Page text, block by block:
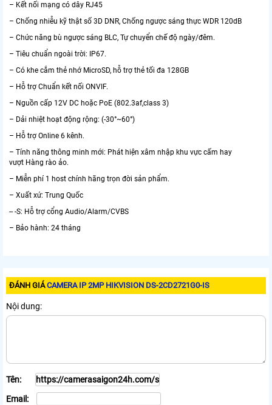
– Kết nối mạng có dây RJ45
– Chống nhiễu kỹ thật số 3D DNR, Chống ngược sáng thực WDR 120dB
– Chức năng bù ngược sáng BLC, Tự chuyển chế độ ngày/đêm.
– Tiêu chuẩn ngoài trời: IP67.
– Có khe cắm thẻ nhớ MicroSD, hỗ trợ thẻ tối đa 128GB
– Hỗ trợ Chuẩn kết nối ONVIF.
– Nguồn cấp 12V DC hoặc PoE (802.3af,class 3)
– Dải nhiệt hoạt động rộng: (-30°~60°)
– Hỗ trợ Online 6 kênh.
– Tính năng thông minh mới: Phát hiện xâm nhập khu vực cấm hay
vượt Hàng rào ảo.
– Miễn phí 1 host chính hãng trọn đời sản phẩm.
– Xuất xứ: Trung Quốc
-- -S: Hỗ trợ cổng Audio/Alarm/CVBS
– Bảo hành: 24 tháng
ĐÁNH GIÁCAMERA IP 2MP HIKVISION DS-2CD2721G0-IS
Nội dung:
Tên:
Email: